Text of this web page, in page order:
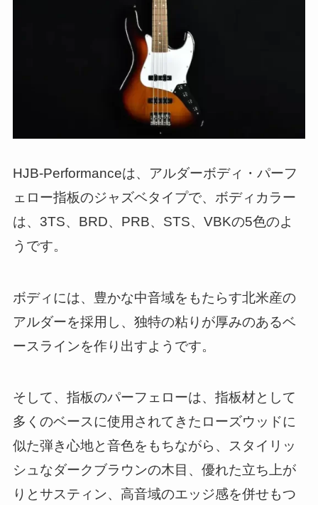
HJB-Performanceは、アルダーボディ・パーフ
ェロー指板のジャズベタイプで、ボディカラー
は、3TS、BRD、PRB、STS、VBKの5色のよ
うです。
ボディには、豊かな中音域をもたらす北米産の
アルダーを採用し、独特の粘りが厚みのあるベ
ースラインを作り出すようです。
そして、指板のパーフェローは、指板材として
多くのベースに使用されてきたローズウッドに
似た弾き心地と音色をもちながら、スタイリッ
シュなダークブラウンの木目、優れた立ち上が
りとサスティン、高音域のエッジ感を併せもつ